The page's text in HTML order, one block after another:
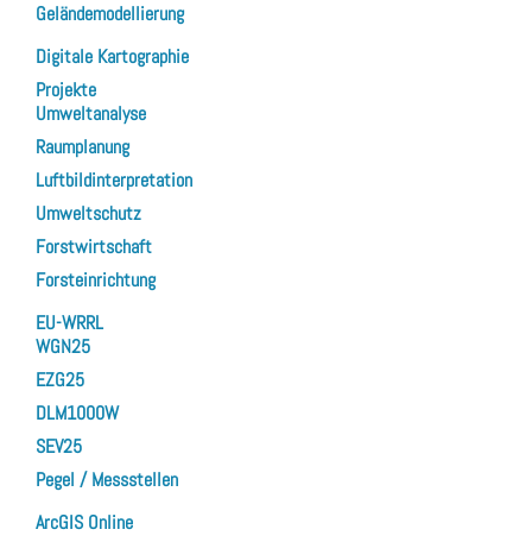
Geländemodellierung
Digitale Kartographie
Projekte
Umweltanalyse
Raumplanung
Luftbildinterpretation
Umweltschutz
Forstwirtschaft
Forsteinrichtung
EU-WRRL
WGN25
EZG25
DLM1000W
SEV25
Pegel / Messstellen
ArcGIS Online